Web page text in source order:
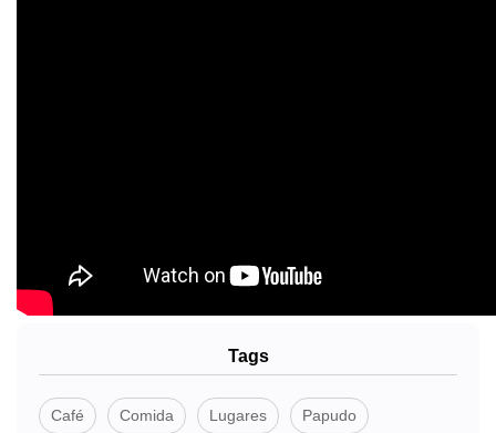
Tags
Café Comida Lugares Papudo